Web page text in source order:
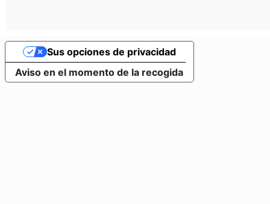
Aviso en el momento de la recogida
Sus opciones de privacidad